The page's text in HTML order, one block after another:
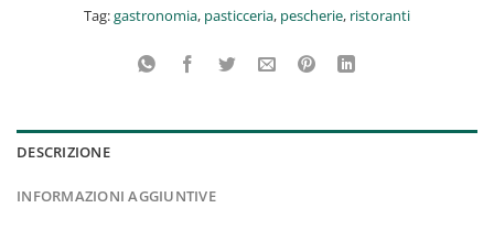
Tag:gastronomia, pasticceria, pescherie, ristoranti
DESCRIZIONE
INFORMAZIONI AGGIUNTIVE